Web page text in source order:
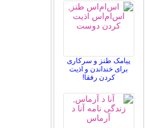
پیامک طنز و سرکاری
برای خنداندن و اذیت
کردن رفقا!